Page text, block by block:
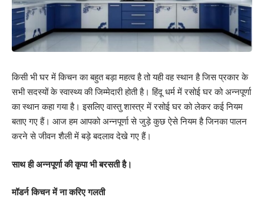
किसी भी घर में किचन का बहुत बड़ा महत्व है तो यही वह स्थान है जिस प्रकार के
सभी सदस्यों के स्वास्थ्य की जिम्मेदारी होती है। हिंदू धर्म में रसोई घर को अन्नपूर्णा
का स्थान कहा गया है। इसलिए वास्तु शास्त्र में रसोई घर को लेकर कई नियम
बताए गए हैं। आज हम आपको अन्नपूर्णा से जुड़े कुछ ऐसे नियम है जिनका पालन
करने से जीवन शैली में बड़े बदलाव देखे गए हैं।
साथ ही अन्नपूर्णा की कृपा भी बरसती है।
मॉडर्न किचन में ना करिए गलती